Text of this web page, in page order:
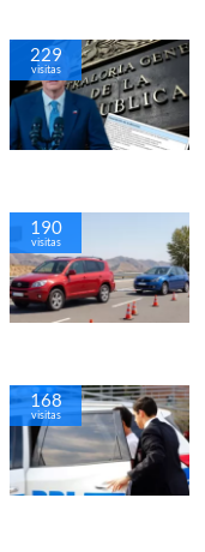
229
visitas
190
visitas
168
visitas